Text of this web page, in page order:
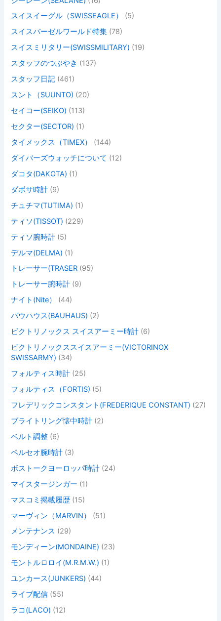
スイスイーグル（SWISSEAGLE）
(5)
スイスバーゼルワールド特集 (78)
スイスミリタリー(SWISSMILITARY) (19)
スタッフのつぶやき (137)
スタッフ日記 (461)
スント（SUUNTO) (20)
セイコー(SEIKO) (113)
セクター(SECTOR) (1)
タイメックス（TIMEX）
(144)
ダイバーズウォッチについて (12)
ダコタ(DAKOTA) (1)
ダボサ時計 (9)
チュチマ(TUTIMA) (1)
ティソ(TISSOT) (229)
ティソ腕時計 (5)
デルマ(DELMA) (1)
トレーサー(TRASER (95)
トレーサー腕時計 (9)
ナイト(Nite）
(44)
バウハウス(BAUHAUS) (2)
ビクトリノックス スイスアーミー時計 (6)
ビクトリノックススイスアーミー(VICTORINOX
SWISSARMY) (34)
フォルティス時計 (25)
フォルティス（FORTIS) (5)
フレデリックコンスタント(FREDERIQUE CONSTANT) (27)
ブライトリング懐中時計 (2)
ベルト調整 (6)
ペルセオ腕時計 (3)
ボストークヨーロッパ時計 (24)
マイスタージンガー (1)
マスコミ掲載履歴 (15)
マーヴィン（MARVIN）
(51)
メンテナンス (29)
モンディーン(MONDAINE) (23)
モントルロロイ(M.R.M.W.) (1)
ユンカース(JUNKERS) (44)
ライブ配信 (55)
ラコ(LACO) (12)